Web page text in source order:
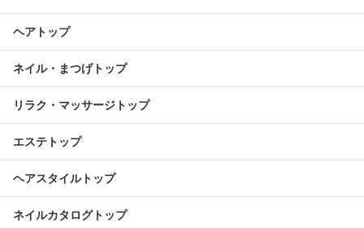
ヘアトップ
ネイル・まつげトップ
リラク・マッサージトップ
エステトップ
ヘアスタイルトップ
ネイルカタログトップ